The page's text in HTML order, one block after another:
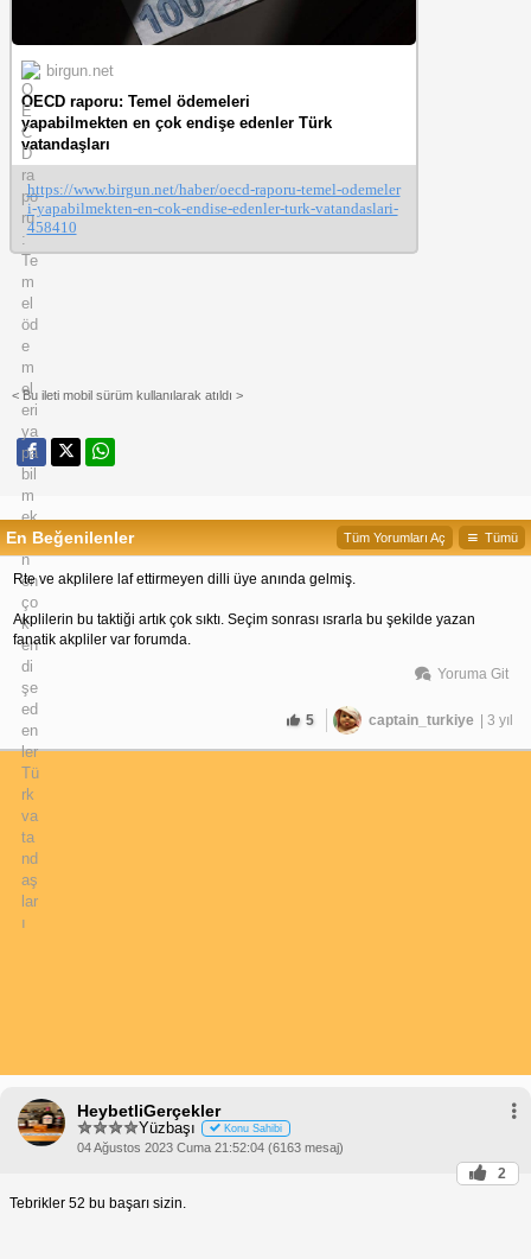
birgun.net
OECD raporu: Temel ödemeleri
yapabilmekten en çok endişe edenler Türk
vatandaşları
https://www.birgun.net/haber/oecd-raporu-temel-odemeler
i-yapabilmekten-en-cok-endise-edenler-turk-vatandaslari-
458410
< Bu ileti mobil sürüm kullanılarak atıldı >
En Beğenilenler Tümü
Tüm Yorumları Aç
Rte ve akplilere laf ettirmeyen dilli üye anında gelmiş.
Akplilerin bu taktiği artık çok sıktı. Seçim sonrası ısrarla bu şekilde yazan
fanatik akpliler var forumda.
Yoruma Git
5 captain_turkiye | 3 yıl
HeybetliGerçekler
Yüzbaşı Konu Sahibi
04 Ağustos 2023 Cuma 21:52:04 (6163 mesaj)
2
Tebrikler 52 bu başarı sizin.